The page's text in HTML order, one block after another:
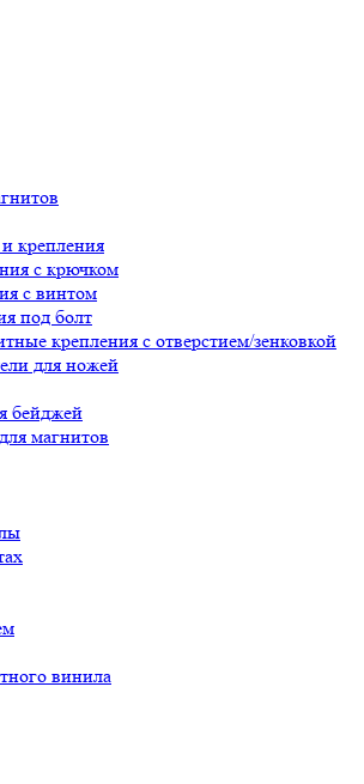
крепления
с крючком
с винтом
под болт
крепления с отверстием/зенковкой
для ножей
бейджей
магнитов
винила